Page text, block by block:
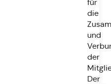
für
die
und
der
Der